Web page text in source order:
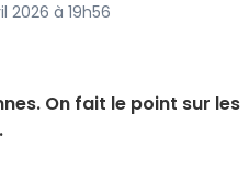
2026 à 19h56
On fait le point sur les